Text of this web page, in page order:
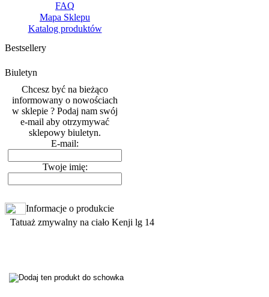
FAQ
Mapa Sklepu
Katalog produktów
Bestsellery
Biuletyn
Chcesz być na bieżąco
informowany o nowościach
w sklepie ? Podaj nam swój
e-mail aby otrzymywać
sklepowy biuletyn.
E-mail:
Twoje imię:
Informacje o produkcie
Tatuaż zmywalny na ciało Kenji lg 14